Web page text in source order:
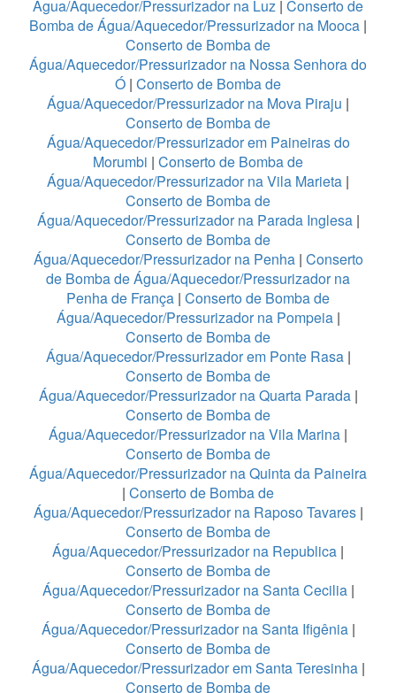
Água/Aquecedor/Pressurizador na Luz | Conserto de
Bomba de Água/Aquecedor/Pressurizador na Mooca |
Conserto de Bomba de
Água/Aquecedor/Pressurizador na Nossa Senhora do
Ó | Conserto de Bomba de
Água/Aquecedor/Pressurizador na Mova Piraju |
Conserto de Bomba de
Água/Aquecedor/Pressurizador em Paineiras do
Morumbi | Conserto de Bomba de
Água/Aquecedor/Pressurizador na Vila Marieta |
Conserto de Bomba de
Água/Aquecedor/Pressurizador na Parada Inglesa |
Conserto de Bomba de
Água/Aquecedor/Pressurizador na Penha| Conserto
de Bomba de Água/Aquecedor/Pressurizador na
Penha de França | Conserto de Bomba de
Água/Aquecedor/Pressurizador na Pompeia|
Conserto de Bomba de
Água/Aquecedor/Pressurizador em Ponte Rasa|
Conserto de Bomba de
Água/Aquecedor/Pressurizador na Quarta Parada|
Conserto de Bomba de
Água/Aquecedor/Pressurizador na Vila Marina |
Conserto de Bomba de
Água/Aquecedor/Pressurizador na Quinta da Paineira
| Conserto de Bomba de
Água/Aquecedor/Pressurizador na Raposo Tavares|
Conserto de Bomba de
Água/Aquecedor/Pressurizador na Republica |
Conserto de Bomba de
Água/Aquecedor/Pressurizador na Santa Cecilia|
Conserto de Bomba de
Água/Aquecedor/Pressurizador na Santa Ifigênia |
Conserto de Bomba de
Água/Aquecedor/Pressurizador em Santa Teresinha|
Conserto de Bomba de